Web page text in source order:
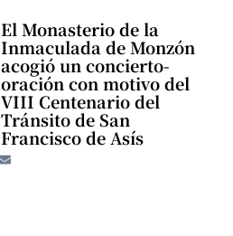
El Monasterio de la
Inmaculada de Monzón
acogió un concierto-
oración con motivo del
VIII Centenario del
Tránsito de San
Francisco de Asís